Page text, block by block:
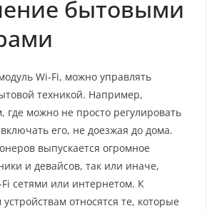
бытовыми
Wi-Fi, можно управлять
техникой. Например,
где можно не просто регулировать
его, не доезжая до дома.
выпускается огромное
и девайсов, так или иначе,
сетями или интернетом. К
относятся те, которые